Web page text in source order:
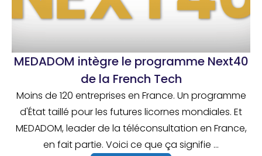
MEDADOM intègre le programme Next40
de la French Tech
Moins de 120 entreprises en France. Un programme
d'État taillé pour les futures licornes mondiales. Et
MEDADOM, leader de la téléconsultation en France,
en fait partie. Voici ce que ça signifie ...